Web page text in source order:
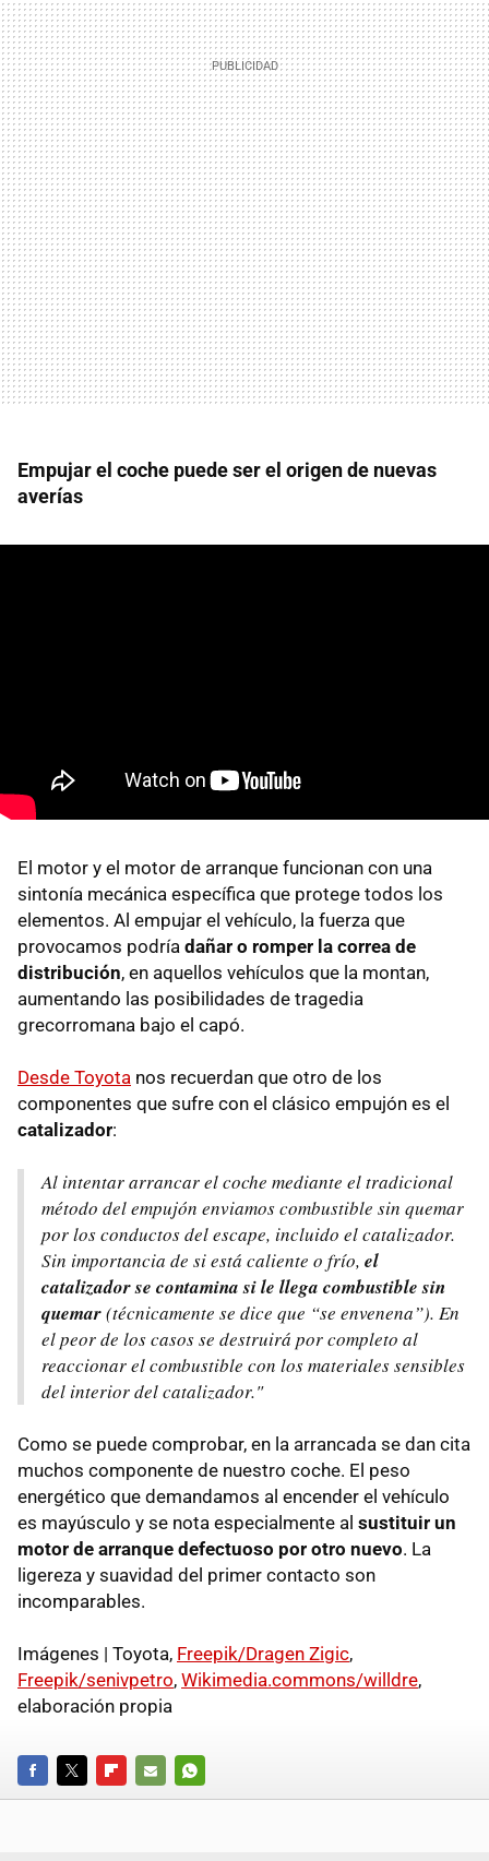
Empujar el coche puede ser el origen de nuevas
averías
El motor y el motor de arranque funcionan con una
sintonía mecánica específica que protege todos los
elementos. Al empujar el vehículo, la fuerza que
provocamos podría dañar o romper la correa de
distribución, en aquellos vehículos que la montan,
aumentando las posibilidades de tragedia
grecorromana bajo el capó.
Desde Toyota nos recuerdan que otro de los
componentes que sufre con el clásico empujón es el
catalizador:
Al intentar arrancar el coche mediante el tradicional
método del empujón enviamos combustible sin quemar
por los conductos del escape, incluido el catalizador.
Sin importancia de si está caliente o frío, el
catalizador se contamina si le llega combustible sin
quemar(técnicamente se dice que “se envenena”). En
el peor de los casos se destruirá por completo al
reaccionar el combustible con los materiales sensibles
del interior del catalizador."
Como se puede comprobar, en la arrancada se dan cita
muchos componente de nuestro coche. El peso
energético que demandamos al encender el vehículo
es mayúsculo y se nota especialmente al sustituir un
motor de arranque defectuoso por otro nuevo. La
ligereza y suavidad del primer contacto son
incomparables.
Imágenes | Toyota, Freepik/Dragen Zigic,
Freepik/senivpetro, Wikimedia.commons/willdre,
elaboración propia
FACEBOOKTWITTERFLIPBOARD
E-
WHATSAPP